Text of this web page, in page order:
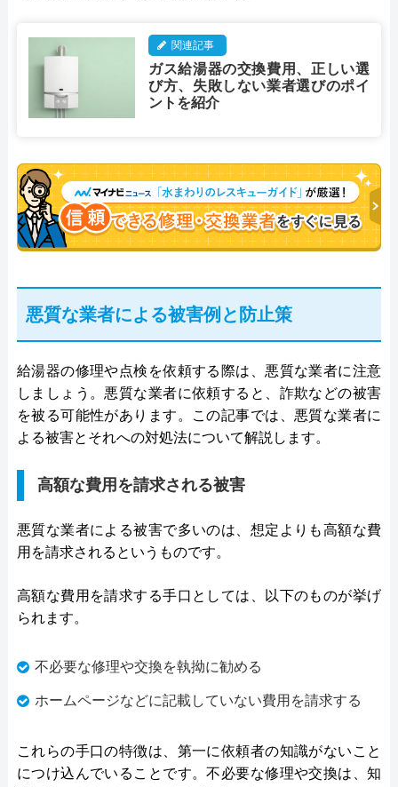
関連記事
ガス給湯器の交換費用、正しい選
び方、失敗しない業者選びのポイ
ントを紹介
悪質な業者による被害例と防止策
給湯器の修理や点検を依頼する際は、悪質な業者に注意
しましょう。悪質な業者に依頼すると、詐欺などの被害
を被る可能性があります。この記事では、悪質な業者に
よる被害とそれへの対処法について解説します。
高額な費用を請求される被害
悪質な業者による被害で多いのは、想定よりも高額な費
用を請求されるというものです。
高額な費用を請求する手口としては、以下のものが挙げ
られます。
不必要な修理や交換を執拗に勧める
ホームページなどに記載していない費用を請求する
これらの手口の特徴は、第一に依頼者の知識がないこと
につけ込んでいることです。不必要な修理や交換は、知